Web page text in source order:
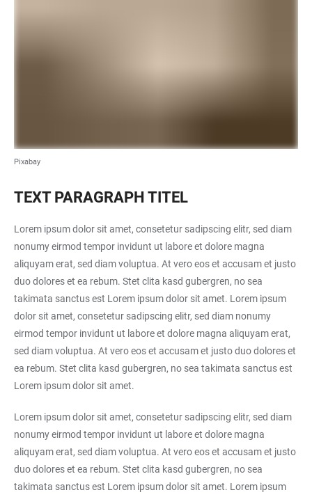
Pixabay
TEXT PARAGRAPH TITEL
Lorem ipsum dolor sit amet, consetetur sadipscing elitr, sed diam
nonumy eirmod tempor invidunt ut labore et dolore magna
aliquyam erat, sed diam voluptua. At vero eos et accusam et justo
duo dolores et ea rebum. Stet clita kasd gubergren, no sea
takimata sanctus est Lorem ipsum dolor sit amet. Lorem ipsum
dolor sit amet, consetetur sadipscing elitr, sed diam nonumy
eirmod tempor invidunt ut labore et dolore magna aliquyam erat,
sed diam voluptua. At vero eos et accusam et justo duo dolores et
ea rebum. Stet clita kasd gubergren, no sea takimata sanctus est
Lorem ipsum dolor sit amet.
Lorem ipsum dolor sit amet, consetetur sadipscing elitr, sed diam
nonumy eirmod tempor invidunt ut labore et dolore magna
aliquyam erat, sed diam voluptua. At vero eos et accusam et justo
duo dolores et ea rebum. Stet clita kasd gubergren, no sea
takimata sanctus est Lorem ipsum dolor sit amet. Lorem ipsum